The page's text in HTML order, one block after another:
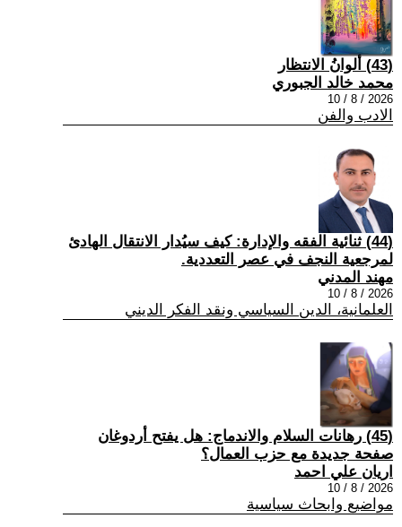
(43) ألوانُ الانتظار
محمد خالد الجبوري
2026 / 8 / 10
الادب والفن
(44) ثنائية الفقه والإدارة: كيف سيُدار الانتقال الهادئ
لمرجعية النجف في عصر التعددية.
مهند المدني
2026 / 8 / 10
العلمانية، الدين السياسي ونقد الفكر الديني
(45) رهانات السلام والاندماج: هل يفتح أردوغان
صفحة جديدة مع حزب العمال؟
اريان علي احمد
2026 / 8 / 10
مواضيع وابحاث سياسية